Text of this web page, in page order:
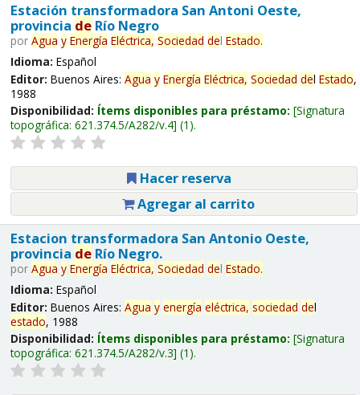
Estación transformadora San Antoni Oeste,
provincia deRío Negro
por Agua y Energía Eléctrica, Sociedad del Estado.
Idioma: Español
Editor: Buenos Aires: Agua y Energía Eléctrica, Sociedad del Estado,
1988
Disponibilidad: Ítems disponibles para préstamo: Signatura
topográfica: 621.374.5/A282/v.4 (1).
Hacer reserva
Agregar al carrito
Estacion transformadora San Antonio Oeste,
provincia deRío Negro.
por Agua y Energía Eléctrica, Sociedad del Estado.
Idioma: Español
Editor: Buenos Aires: Agua y energía eléctrica, sociedad del
estado, 1988
Disponibilidad: Ítems disponibles para préstamo: Signatura
topográfica: 621.374.5/A282/v.3 (1).